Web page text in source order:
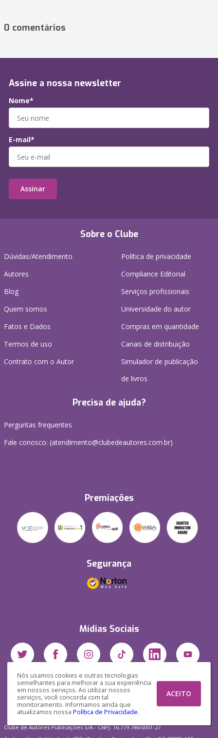
Nós usamos cookies e outras tecnologias
semelhantes para melhorar a sua experiência
em nossos serviços. Ao utilizar nossos
serviços, você concorda com tal
monitoramento. Informamos ainda que
atualizamos nossa Política de Privacidade.
ACEITO
0 comentários
Sobre o Clube
Dúvidas/Atendimento
Autores
Blog
Quem somos
Fatos e Dados
Termos de uso
Contrato com o Autor
Política de privacidade
Compliance Editorial
Serviços profissionais
Universidade do autor
Compras em quantidade
Canais de distribuição
Simulador de publicação
de livros
Precisa de ajuda?
Perguntas frequentes
Fale conosco: (atendimento@clubedeautores.com.br)
Premiações
Segurança
Mídias Sociais
Assine a nossa newsletter
Nome*
E-mail*
Assinar
Clube de Autores Publicações S/A - CNPJ: 16.779.786/0001-27